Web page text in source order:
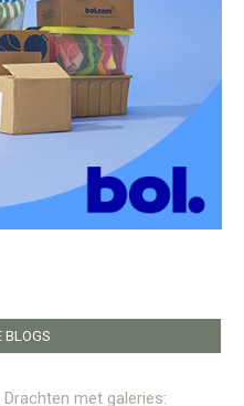
BLOGS
met galeries: